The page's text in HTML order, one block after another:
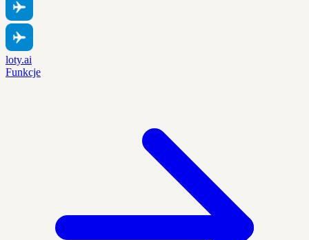
loty.ai
Funkcje